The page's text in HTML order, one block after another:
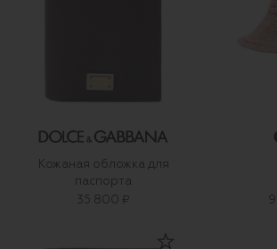
Кожаная обложка для
паспорта
35 800 ₽